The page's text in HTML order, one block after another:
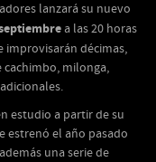
lanzará su nuevo
a las 20 horas
improvisarán décimas,
cachimbo, milonga,
estudio a partir de su
estrenó el año pasado
una serie de